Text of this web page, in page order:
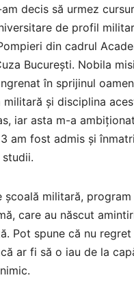
decis să urmez
de profil
din cadrul
București. Nobila
în sprijinul
și disciplina
iar asta m-a
am fost admis și
școală militară,
care au născut
Pot spune că nu regret
ar fi să o iau de la